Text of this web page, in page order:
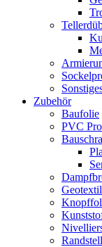
Zubehör
Baufolie
PVC
Geotextil